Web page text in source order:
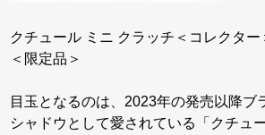
クチュール ミニ クラッチ＜コレクター
＜限定品＞
目玉となるのは、2023年の発売以降ブ
シャドウとして愛されている「クチュ